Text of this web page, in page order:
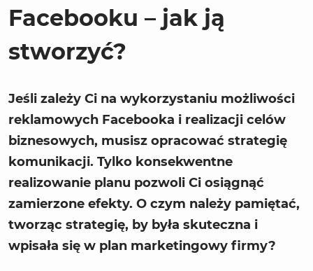
Facebooku – jak ją
stworzyć?
Jeśli zależy Ci na wykorzystaniu możliwości
reklamowych Facebooka i realizacji celów
biznesowych, musisz opracować strategię
komunikacji. Tylko konsekwentne
realizowanie planu pozwoli Ci osiągnąć
zamierzone efekty. O czym należy pamiętać,
tworząc strategię, by była skuteczna i
wpisała się w plan marketingowy firmy?